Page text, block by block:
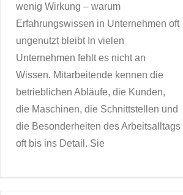
wenig Wirkung – warum
Erfahrungswissen in Unternehmen oft
ungenutzt bleibt In vielen
Unternehmen fehlt es nicht an
Wissen. Mitarbeitende kennen die
betrieblichen Abläufe, die Kunden,
die Maschinen, die Schnittstellen und
die Besonderheiten des Arbeitsalltags
oft bis ins Detail. Sie